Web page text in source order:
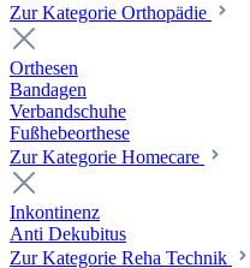
Zur Kategorie Orthopädie
Orthesen
Bandagen
Verbandschuhe
Fußhebeorthese
Zur Kategorie Homecare
Inkontinenz
Anti Dekubitus
Zur Kategorie Reha Technik